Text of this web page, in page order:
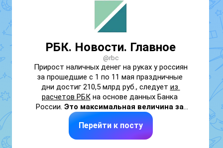
РБК. Новости. Главное
@rbc
Прирост наличных денег на руках у россиян
за прошедшие с 1 по 11 мая праздничные
дни достиг 210,5 млрд руб., следует из
расчетов РБК на основе данных Банка
России. Это максимальная величина за
все время публикации статистики, с
2011 года.
Перейти к посту